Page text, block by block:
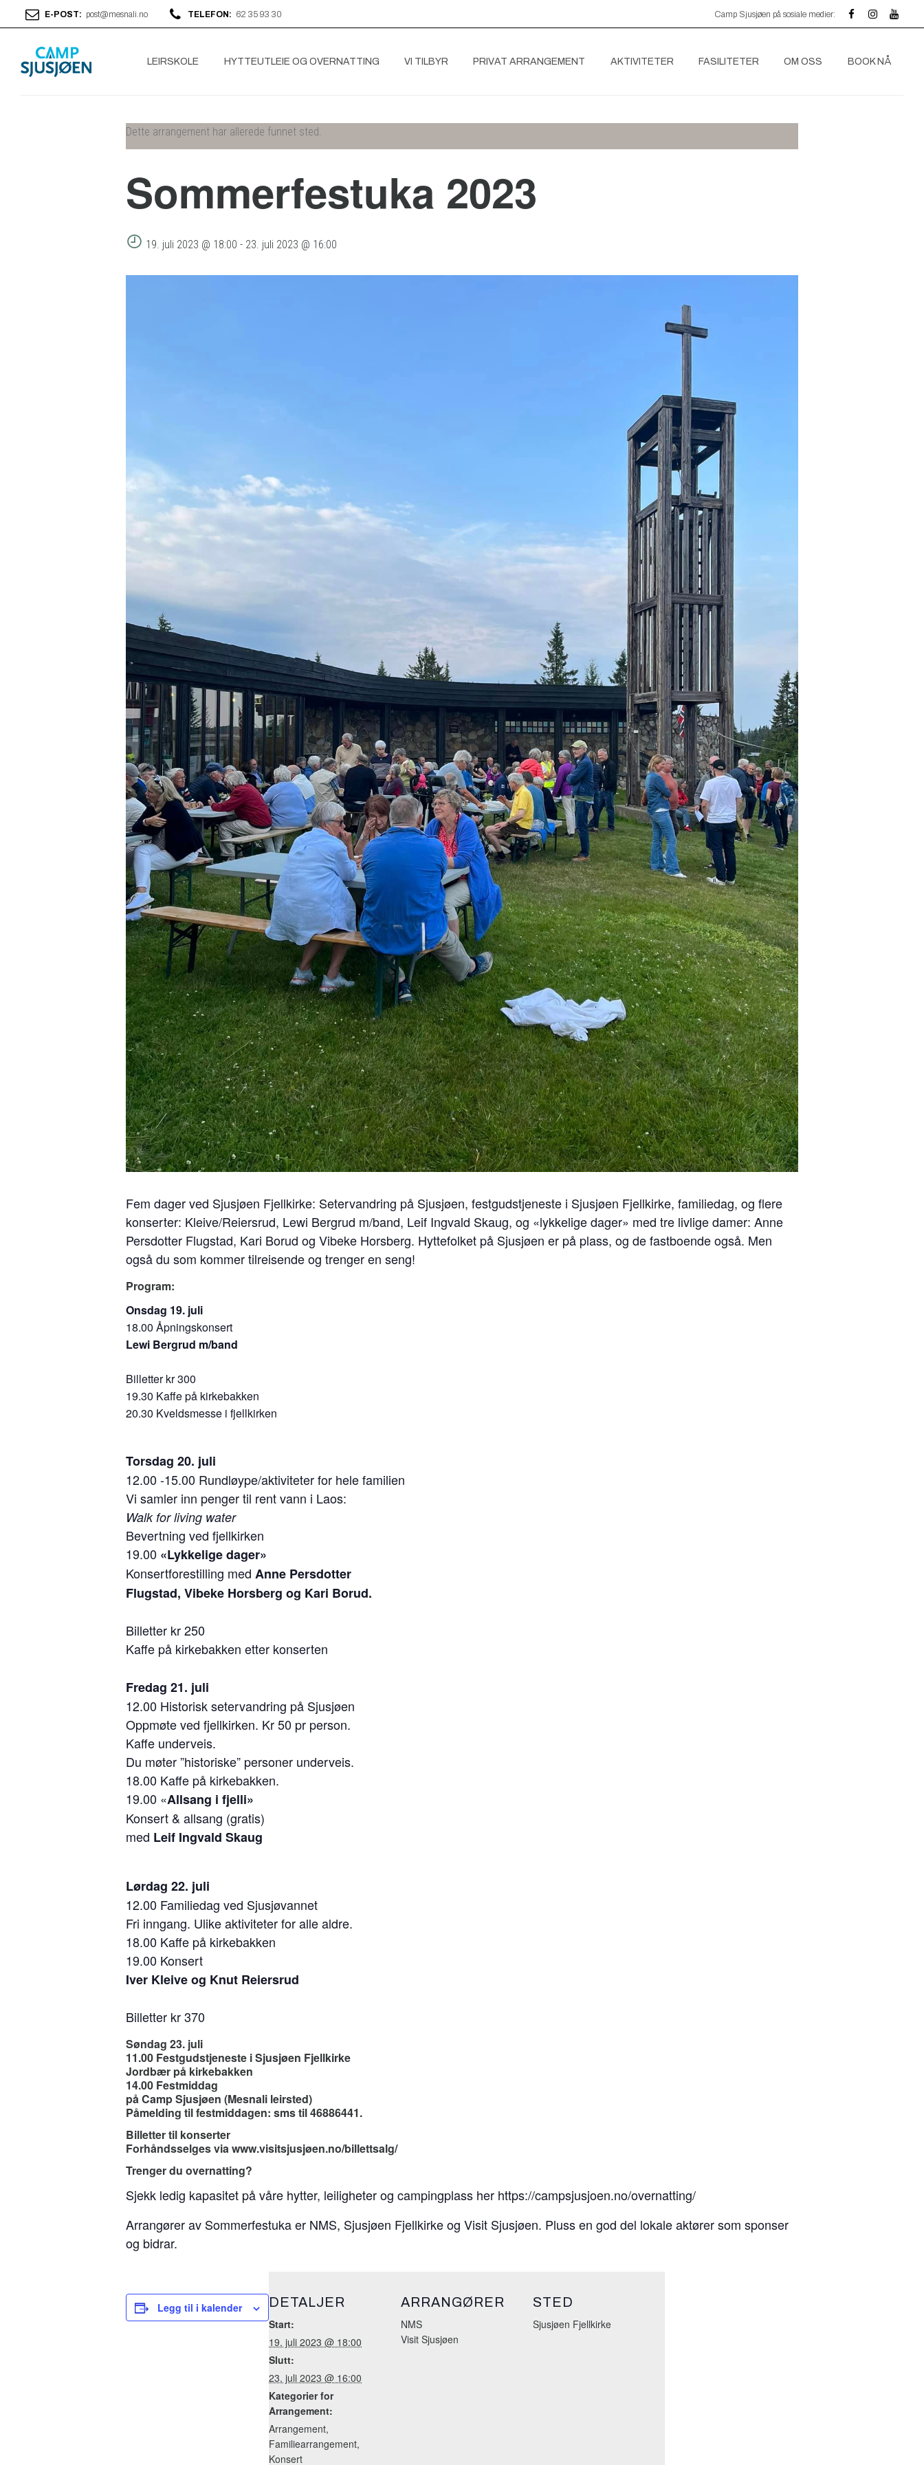
E-POST: post@mesnali.no TELEFON: 62 35 93 30 Camp Sjusjøen på sosiale medier:
LEIRSKOLE HYTTEUTLEIE OG OVERNATTING VI TILBYR PRIVAT ARRANGEMENT AKTIVITETER FASILITETER OM OSS BOOK NÅ
Dette arrangement har allerede funnet sted.
Sommerfestuka 2023
19. juli 2023 @ 18:00 - 23. juli 2023 @ 16:00
Fem dager ved Sjusjøen Fjellkirke: Setervandring på Sjusjøen, festgudstjeneste i Sjusjøen Fjellkirke, familiedag, og flere
konserter: Kleive/Reiersrud, Lewi Bergrud m/band, Leif Ingvald Skaug, og «lykkelige dager» med tre livlige damer: Anne
Persdotter Flugstad, Kari Borud og Vibeke Horsberg. Hyttefolket på Sjusjøen er på plass, og de fastboende også. Men
også du som kommer tilreisende og trenger en seng!
Program:
Onsdag 19. juli
18.00 Åpningskonsert
Lewi Bergrud m/band
Billetter kr 300
19.30 Kaffe på kirkebakken
20.30 Kveldsmesse i fjellkirken
Torsdag 20. juli
12.00 -15.00 Rundløype/aktiviteter for hele familien
Vi samler inn penger til rent vann i Laos:
Walk for living water
Bevertning ved fjellkirken
19.00 «Lykkelige dager»
Konsertforestilling med Anne Persdotter
Flugstad, Vibeke Horsberg og Kari Borud.
Billetter kr 250
Kaffe på kirkebakken etter konserten
Fredag 21. juli
12.00 Historisk setervandring på Sjusjøen
Oppmøte ved fjellkirken. Kr 50 pr person.
Kaffe underveis.
Du møter ”historiske” personer underveis.
18.00 Kaffe på kirkebakken.
19.00 «Allsang i fjelli»
Konsert & allsang (gratis)
med Leif Ingvald Skaug
Lørdag 22. juli
12.00 Familiedag ved Sjusjøvannet
Fri inngang. Ulike aktiviteter for alle aldre.
18.00 Kaffe på kirkebakken
19.00 Konsert
Iver Kleive og Knut Reiersrud
Billetter kr 370
Søndag 23. juli
11.00 Festgudstjeneste i Sjusjøen Fjellkirke
Jordbær på kirkebakken
14.00 Festmiddag
på Camp Sjusjøen (Mesnali leirsted)
Påmelding til festmiddagen: sms til 46886441.
Billetter til konserter
Forhåndsselges via www.visitsjusjøen.no/billettsalg/
Trenger du overnatting?
Sjekk ledig kapasitet på våre hytter, leiligheter og campingplass her https://campsjusjoen.no/overnatting/
Arrangører av Sommerfestuka er NMS, Sjusjøen Fjellkirke og Visit Sjusjøen. Pluss en god del lokale aktører som sponser
og bidrar.
Legg til i kalender DETALJER
Start:
19. juli 2023 @ 18:00
Slutt:
23. juli 2023 @ 16:00
Kategorier for
Arrangement:
Arrangement,
Familiearrangement,
Konsert
ARRANGØRER
NMS
Visit Sjusjøen
STED
Sjusjøen Fjellkirke